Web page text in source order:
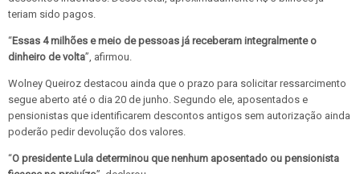
teriam sido pagos.
“Essas 4 milhões e meio de pessoas já receberam integralmente o
dinheiro de volta”, afirmou.
Wolney Queiroz destacou ainda que o prazo para solicitar ressarcimento
segue aberto até o dia 20 de junho. Segundo ele, aposentados e
pensionistas que identificarem descontos antigos sem autorização ainda
poderão pedir devolução dos valores.
“O presidente Lula determinou que nenhum aposentado ou pensionista